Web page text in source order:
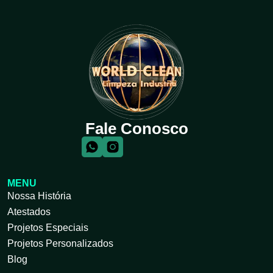
Fale Conosco
MENU
Nossa História
Atestados
Projetos Especiais
Projetos Personalizados
Blog